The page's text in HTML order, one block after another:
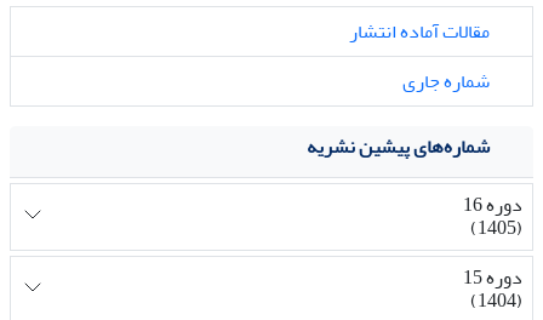
مقالات آماده انتشار
شماره جاری
شماره‌های پیشین نشریه
دوره 16
(1405)
دوره 15
(1404)